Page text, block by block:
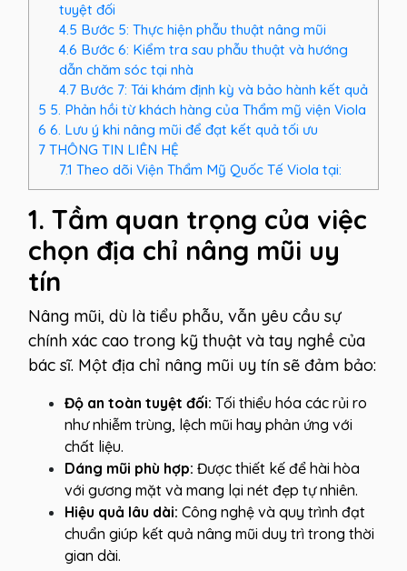
tuyệt đối
4.5 Bước 5: Thực hiện phẫu thuật nâng mũi
4.6 Bước 6: Kiểm tra sau phẫu thuật và hướng
dẫn chăm sóc tại nhà
4.7Bước 7: Tái khám định kỳ và bảo hành kết quả
5 5. Phản hồi từ khách hàng của Thẩm mỹ viện Viola
6 6. Lưu ý khi nâng mũi để đạt kết quả tối ưu
7 THÔNG TIN LIÊN HỆ
7.1 Theo dõi Viện Thẩm Mỹ Quốc Tế Viola tại:
1. Tầm quan trọng của việc
chọn địa chỉ nâng mũi uy
tín
Nâng mũi, dù là tiểu phẫu, vẫn yêu cầu sự
chính xác cao trong kỹ thuật và tay nghề của
bác sĩ. Một địa chỉ nâng mũi uy tín sẽ đảm bảo:
Độ an toàn tuyệt đối: Tối thiểu hóa các rủi ro
như nhiễm trùng, lệch mũi hay phản ứng với
chất liệu.
Dáng mũi phù hợp: Được thiết kế để hài hòa
với gương mặt và mang lại nét đẹp tự nhiên.
Hiệu quả lâu dài: Công nghệ và quy trình đạt
chuẩn giúp kết quả nâng mũi duy trì trong thời
gian dài.